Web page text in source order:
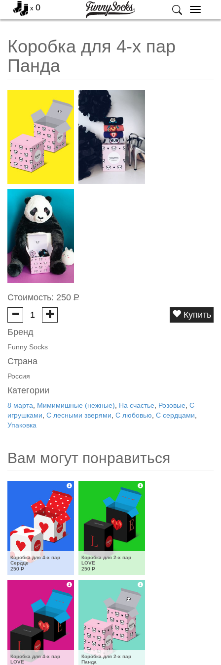
Меню
x 0
Коробка для 4-х пар
Панда
Стоимость: 250 Р
Купить
Бренд
Funny Socks
Страна
Россия
Категории
8 марта Мимимишные (нежные) На счастье Розовые С
игрушками С лесными зверями С любовью С сердцами
Упаковка
Вам могут понравиться
Коробка для 4-х пар
Сердце
250 Р
Коробка для 2-х пар
LOVE
250 Р
Коробка для 4-х пар
LOVE
Коробка для 2-х пар
Панда